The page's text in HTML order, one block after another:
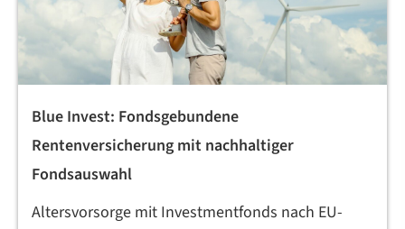
Blue Invest: Fondsgebundene
Rentenversicherung mit nachhaltiger
Fondsauswahl
Alters­vorsorge mit Investmentfonds nach EU-